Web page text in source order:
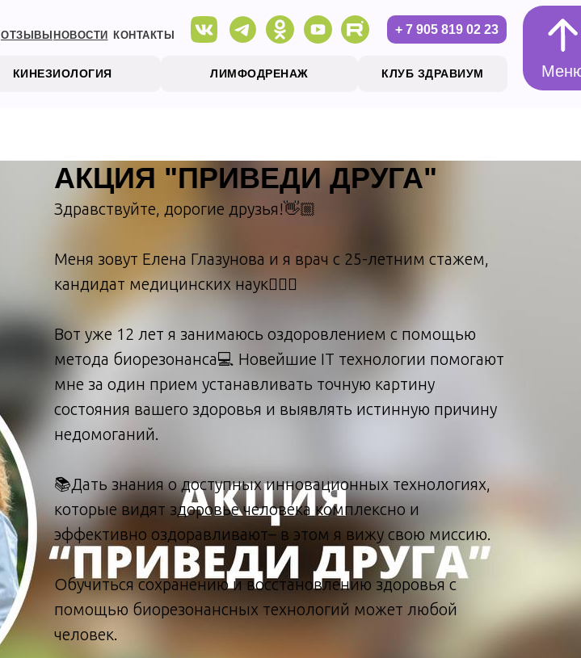
ОТЗЫВЫ НОВОСТИ КОНТАКТЫ + 7 905 819 02 23
КИНЕЗИОЛОГИЯ ЛИМФОДРЕНАЖ КЛУБ ЗДРАВИУМ
АКЦИЯ "ПРИВЕДИ ДРУГА"
Здравствуйте, дорогие друзья!👋🏼
Меня зовут Елена Глазунова и я врач с 25-летним стажем,
кандидат медицинских наук👩🏼‍⚕️
Вот уже 12 лет я занимаюсь оздоровлением с помощью
метода биорезонанса💻 Новейшие IT технологии помогают
мне за один прием устанавливать точную картину
состояния вашего здоровья и выявлять истинную причину
недомоганий.
📚Дать знания о доступных инновационных технологиях,
которые видят здоровье человека комплексно и
эффективно оздоравливают– в этом я вижу свою миссию.
Обучиться сохранению и восстановлению здоровья с
помощью биорезонансных технологий может любой
человек.